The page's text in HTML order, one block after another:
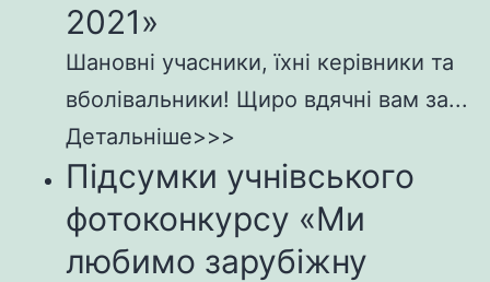
2021»
Шановні учасники, їхні керівники та
вболівальники! Щиро вдячні вам за...
Детальніше>>>
Підсумки учнівського
фотоконкурсу «Ми
любимо зарубіжну